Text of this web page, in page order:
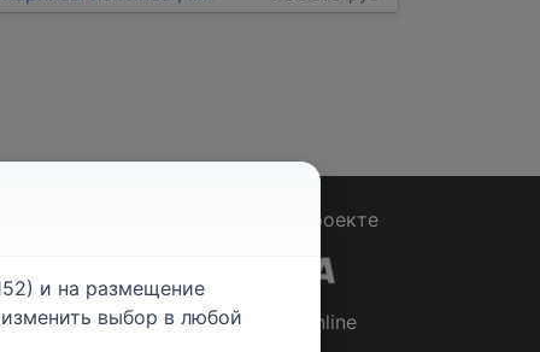
О проекте
© 2026Rabotniki.online
и на размещение
выбор в любой